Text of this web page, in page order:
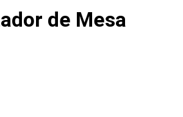
de Mesa